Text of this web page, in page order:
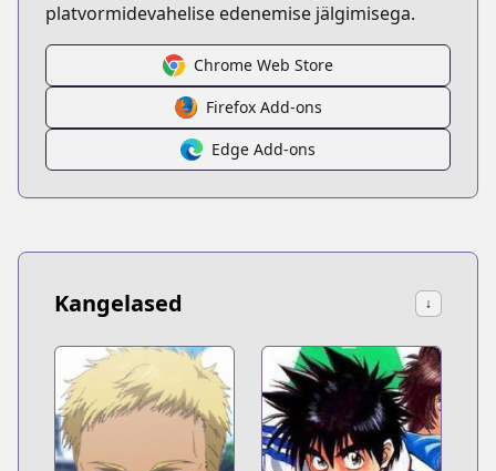
platvormidevahelise edenemise jälgimisega.
Chrome Web Store
Firefox Add-ons
Edge Add-ons
Kangelased ↓